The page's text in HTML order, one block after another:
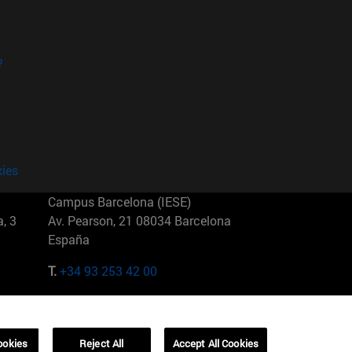
3
Campus Barcelona (IESE)
Av. Pearson, 21 08034 Barcelona
España
T.+34 93 253 42 00
01321001 Bela Vista Brasil
Reject All Accept All Cookies